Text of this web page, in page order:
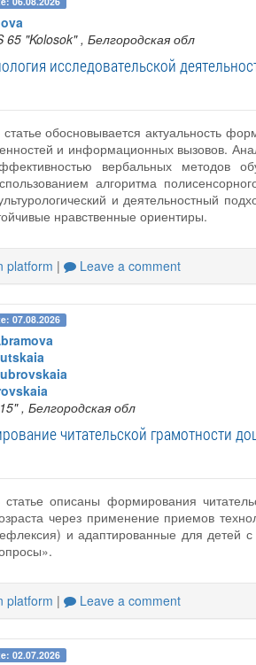
65 "Kolosok", Белгородская обл
исследовательской
статье обосновывается актуальность
и информационных вызовов.
вербальных методов
алгоритма
и деятельностный
нравственные ориентиры.
platform | Leave a comment
07.08.2026
, Белгородская обл
читательской грамотности
статье описаны формирования
через применение приемов
и адаптированные для детей
platform | Leave a comment
02.07.2026